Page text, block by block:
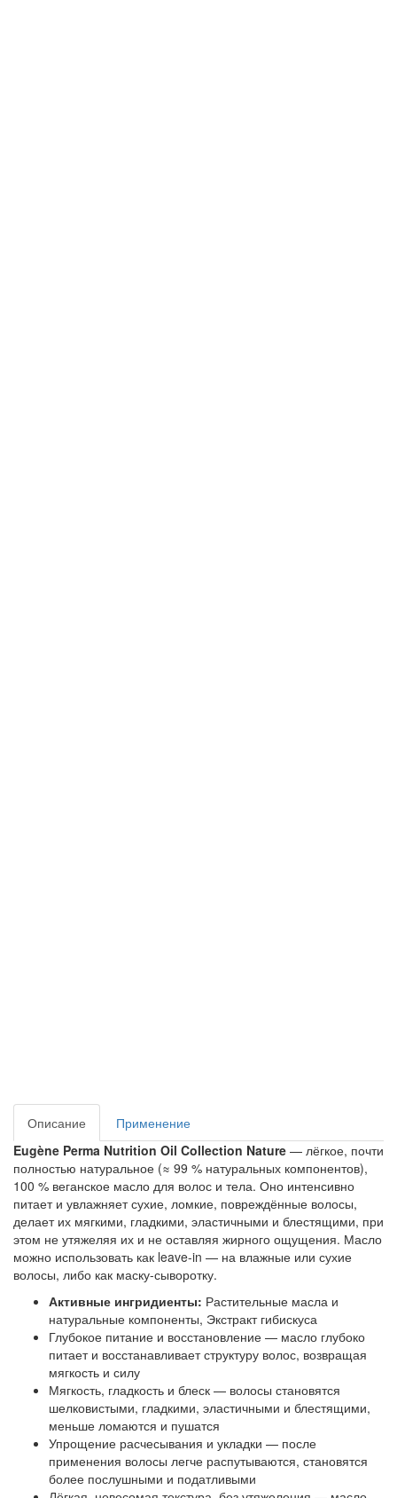
Описание
Применение
Eugène Perma Nutrition Oil Collection Nature — лёгкое, почти
полностью натуральное (≈ 99 % натуральных компонентов),
100 % веганское масло для волос и тела. Оно интенсивно
питает и увлажняет сухие, ломкие, повреждённые волосы,
делает их мягкими, гладкими, эластичными и блестящими, при
этом не утяжеляя их и не оставляя жирного ощущения. Масло
можно использовать как leave-in — на влажные или сухие
волосы, либо как маску-сыворотку.
Активные ингридиенты: Растительные масла и
натуральные компоненты, Экстракт гибискуса
Глубокое питание и восстановление — масло глубоко
питает и восстанавливает структуру волос, возвращая
мягкость и силу
Мягкость, гладкость и блеск — волосы становятся
шелковистыми, гладкими, эластичными и блестящими,
меньше ломаются и пушатся
Упрощение расчесывания и укладки — после
применения волосы легче распутываются, становятся
более послушными и податливыми